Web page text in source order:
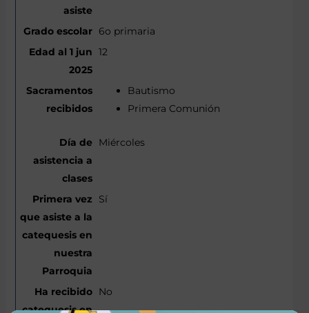
6o primaria
12
Bautismo
Primera Comunión
Miércoles
Sí
No